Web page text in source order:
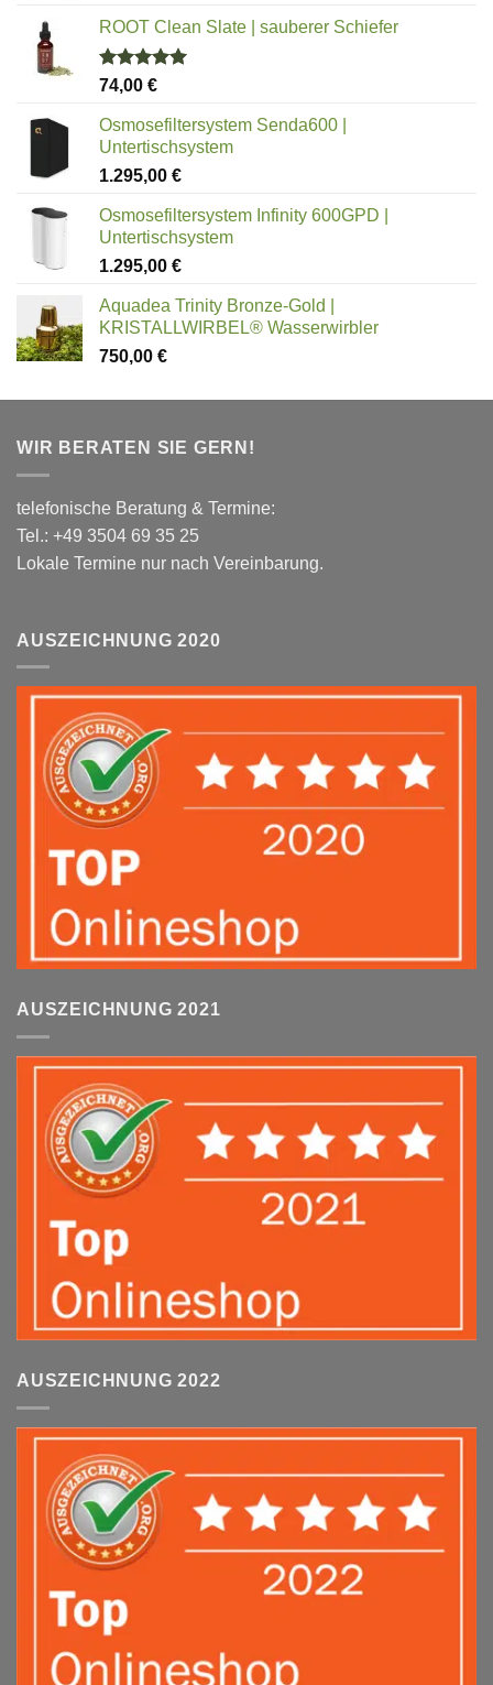
ROOT Clean Slate | sauberer Schiefer
Bewertet
von 5
74,00 €
Osmosefiltersystem Senda600 |
Untertischsystem
1.295,00 €
Osmosefiltersystem Infinity 600GPD |
Untertischsystem
1.295,00 €
Aquadea Trinity Bronze-Gold |
KRISTALLWIRBEL® Wasserwirbler
750,00 €
WIR BERATEN SIE GERN!
telefonische Beratung & Termine:
Tel.: +49 3504 69 35 25
Lokale Termine nur nach Vereinbarung.
AUSZEICHNUNG 2020
AUSZEICHNUNG 2021
AUSZEICHNUNG 2022